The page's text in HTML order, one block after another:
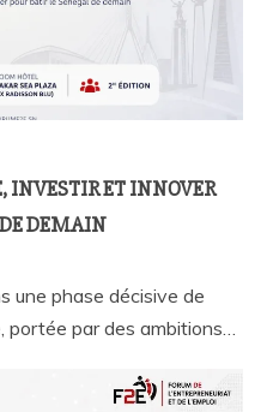
INVESTIR ET INNOVER
DEMAIN
une phase décisive de
portée par des ambitions…